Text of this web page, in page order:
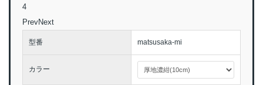
4
PrevNext
型番 matsusaka-mi
カラー